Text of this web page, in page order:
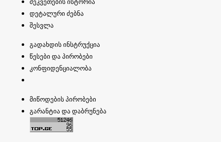
დეტალური ძებნა
შესვლა
გადახდის ინსტრუქცია
წესები და პირობები
კონფიდენციალობა
მიწოდების პირობები
გარანტია და დაბრუნება